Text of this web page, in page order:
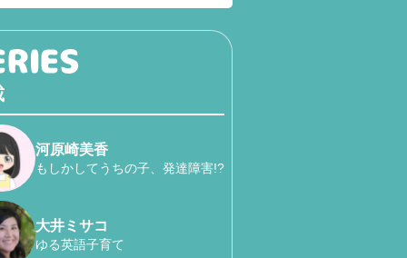
河原崎美香
もしかしてうちの子、発達障害!?
大井ミサコ
ゆる英語子育て